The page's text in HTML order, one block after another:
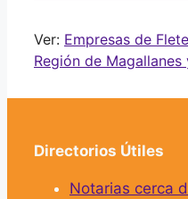
Ver: Empresas de
Región de
Directorios Útiles
Notarias cerca